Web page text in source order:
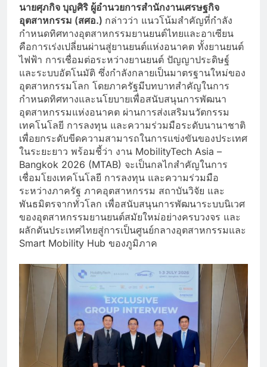
นายศุภกิจ บุญศิริ ผู้อำนวยการสำนักงานเศรษฐกิจ
อุตสาหกรรม (สศอ.) กล่าวว่า แนวโน้มสำคัญที่กำลัง
กำหนดทิศทางอุตสาหกรรมยานยนต์ไทยและอาเซียน
คือการเร่งเปลี่ยนผ่านสู่ยานยนต์แห่งอนาคต ทั้งยานยนต์
ไฟฟ้า การเชื่อมต่อระหว่างยานยนต์ ปัญญาประดิษฐ์
และระบบอัตโนมัติ ซึ่งกำลังกลายเป็นมาตรฐานใหม่ของ
อุตสาหกรรมโลก โดยภาครัฐมีบทบาทสำคัญในการ
กำหนดทิศทางและนโยบายเพื่อสนับสนุนการพัฒนา
อุตสาหกรรมแห่งอนาคต ผ่านการส่งเสริมนวัตกรรม
เทคโนโลยี การลงทุน และความร่วมมือระดับนานาชาติ
เพื่อยกระดับขีดความสามารถในการแข่งขันของประเทศ
ในระยะยาว พร้อมชี้ว่า งาน MobilityTech Asia –
Bangkok 2026 (MTAB) จะเป็นกลไกสำคัญในการ
เชื่อมโยงเทคโนโลยี การลงทุน และความร่วมมือ
ระหว่างภาครัฐ ภาคอุตสาหกรรม สถาบันวิจัย และ
พันธมิตรจากทั่วโลก เพื่อสนับสนุนการพัฒนาระบบนิเวศ
ของอุตสาหกรรมยานยนต์สมัยใหม่อย่างครบวงจร และ
ผลักดันประเทศไทยสู่การเป็นศูนย์กลางอุตสาหกรรมและ
Smart Mobility Hub ของภูมิภาค